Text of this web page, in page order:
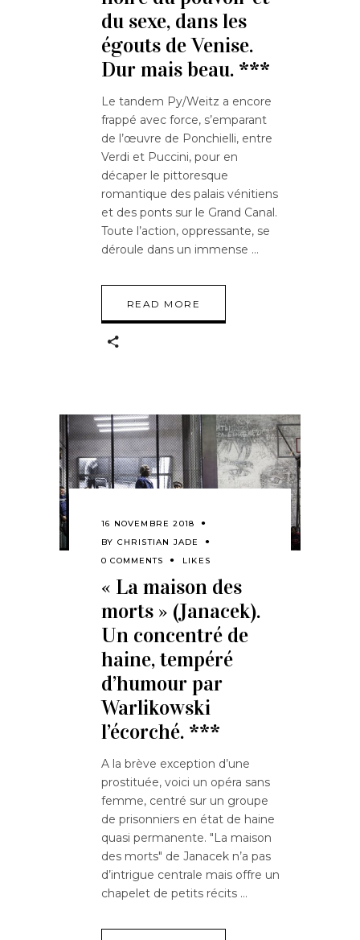
du sexe, dans les
égouts de Venise.
Dur mais beau. ***
Le tandem Py/Weitz a encore
frappé avec force, s’emparant
de l’œuvre de Ponchielli, entre
Verdi et Puccini, pour en
décaper le pittoresque
romantique des palais vénitiens
et des ponts sur le Grand Canal.
Toute l’action, oppressante, se
déroule dans un immense
READ MORE
16 NOVEMBRE 2018
BY CHRISTIAN JADE
0 COMMENTS
LIKES
« La maison des
morts » (Janacek).
Un concentré de
haine, tempéré
d’humour par
Warlikowski
l’écorché. ***
A la brève exception d’une
prostituée, voici un opéra sans
femme, centré sur un groupe
de prisonniers en état de haine
quasi permanente. "La maison
des morts" de Janacek n’a pas
d’intrigue centrale mais offre un
chapelet de petits récits